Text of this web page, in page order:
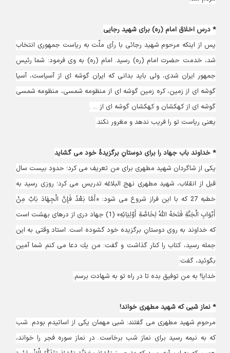
* درس اخلاق‏ امام (ره) برای شهید رجایی
پس از اينكه مرحوم شهيد رجائى با رأى ملّت به رياست جمهورى انتخاب
شد، خدمت حضرت امام (ره) رسيد. امام (ره) به وی فرمود: شما رئيس
جمهور ايران شدى، ولى بايد بدانى كه ايران گوشه ‏اى از آسياست، آسيا
گوشه‏ اى از زمين، كره زمين گوشه ‏اى از منظومه شمسى، منظومه شمسى
گوشه ‏اى از كهكشان و كهكشان گوشه ‏اى از ... .
يعنى رياست تو را فريب ندهد و مغرور نكند.
* خداوند باب جهاد را برای دوستانِ برگزیدۀ خود می گشاید
يكى از شاگردان شهيد مطهرى براى من تعريف‏ مى‏ كرد؛ حدود بيست سال
قبل از انقلاب، شهيد مطهرى نهج‏ البلاغه تدريس مى ‏كرد؛ روزى رسيد به
خطبه 27 كه با اين فراز شروع مى ‏شود: «أَمَّا بَعْدُ فَإِنَّ الْجِهَادَ بَابٌ مِنْ
أَبْوَابِ الْجَنَّةِ فَتَحَهُ اللَّهُ لِخَاصَّةِ أَوْلِيَائِهِ» (1) جهاد درى از درهاى بهشت است
كه خداوند به روى دوستانِ برگزيده خود گشوده است. استاد وقتى به اين
جمله رسيد، كتاب را كنار گذاشت و گفت: من يك دعا مى‏ كنم شما آمين
بگوئيد، گفت:
خدايا! به من توفيق بده تا در راه تو به شهادت برسم.
* نماز شبی که شهید مطهری خواند!
مرحوم شهيد مطهرى مى‏ گفتند: شبى مهمان يكى از اساتيدم بودم. شب
كه به نيمه رسيد براى نماز شب برخاست. در نماز سوره فجر را خواند،